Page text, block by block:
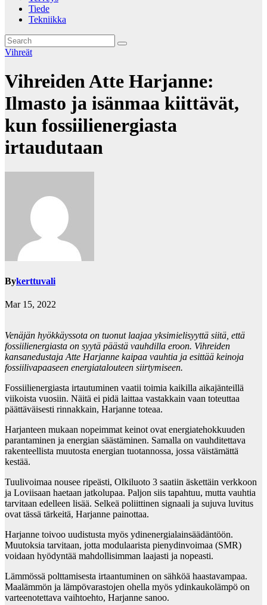
Tiede
Tekniikka
Vihreät
Vihreiden Atte Harjanne:
Ilmasto ja isänmaa kiittävät,
kun fossiilienergiasta
irtaudutaan
Bykerttuvali
Mar 15, 2022
Venäjän hyökkäyssota on tuonut laajaa yksimielisyyttä siitä, että
fossiilienergiasta on syytä päästä vauhdilla eroon. Vihreiden
kansanedustaja Atte Harjanne kaipaa vauhtia ja esittää keinoja
fossiilivapaaseen energiatalouteen siirtymiseen.
Fossiilienergiasta irtautuminen vaatii toimia kaikilla aikajänteillä
viikoista vuosiin. Näitä ei pidä laittaa vastakkain vaan toteuttaa
päättäväisesti rinnakkain, Harjanne toteaa.
Harjanteen mukaan nopeimmat keinot ovat energiatehokkuuden
parantaminen ja energian säästäminen. Samalla on vauhditettava
rakenteellista muutosta energian tuotannossa, jossa väistämättä
kestää.
Tuulivoimaa nousee ripeästi, Olkiluoto 3 saatiin äskettäin verkkoon
ja Loviisaan haetaan jatkolupaa. Paljon siis tapahtuu, mutta vauhtia
tarvitaan edelleen lisää. Selkeä poliittinen signaali ja sujuva luvitus
ovat tässä tärkeitä, Harjanne painottaa.
Harjanne toivoo uudistusta myös ydinenergialainsäädäntöön.
Muutoksia tarvitaan, jotta modulaarista pienydinvoimaa (SMR)
voidaan hyödyntää mahdollisimman laajasti ja nopeasti.
Lämmössä polttamisesta irtaantuminen on sähköä haastavampaa.
Maalämmön ja lämpövarastojen ohella myös ydinkaukolämpö on
varteenotettava vaihtoehto, Harjanne sanoo.